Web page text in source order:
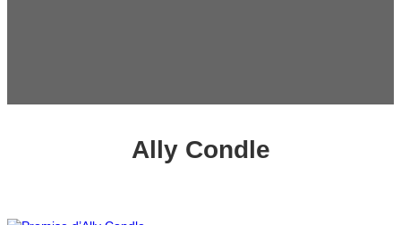
Ally Condle